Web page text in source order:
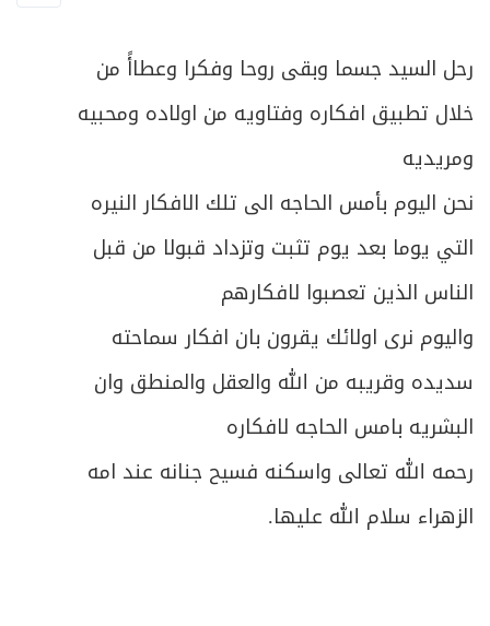
رحل السيد جسما وبقى روحا وفكرا وعطاأً من
خلال تطبيق افكاره وفتاويه من اولاده ومحبيه
ومريديه
نحن اليوم بأمس الحاجه الى تلك الافكار النيره
التي يوما بعد يوم تثبت وتزداد قبولا من قبل
الناس الذين تعصبوا لافكارهم
واليوم نرى اولائك يقرون بان افكار سماحته
سديده وقريبه من الله والعقل والمنطق وان
البشريه بامس الحاجه لافكاره
رحمه الله تعالى واسكنه فسيح جنانه عند امه
الزهراء سلام الله عليها.